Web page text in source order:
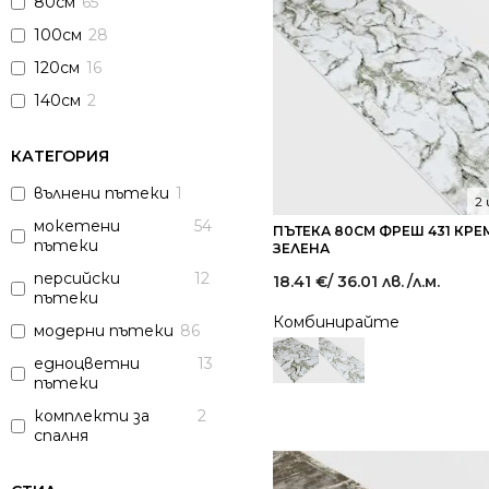
100см 28
120см 16
140см 2
КАТЕГОРИЯ
вълнени пътеки 1
мокетени
пътеки
54
персийски
пътеки
12
модерни пътеки 86
едноцветни
пътеки
13
комплекти за
спалня
2
ПЪТЕКА 80СМ ФРЕШ 431
ЗЕЛЕНА
2
18.41 €/ 36.01 лв./л.м.
Комбинирайте